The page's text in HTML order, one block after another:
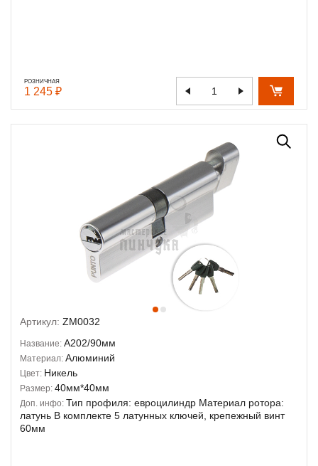
РОЗНИЧНАЯ
1 245 ₽
Артикул: ZM0032
Название: A202/90мм
Материал: Алюминий
Цвет: Никель
Размер: 40мм*40мм
Доп. инфо: Тип профиля: евроцилиндр Материал ротора:
латунь В комплекте 5 латунных ключей, крепежный винт
60мм